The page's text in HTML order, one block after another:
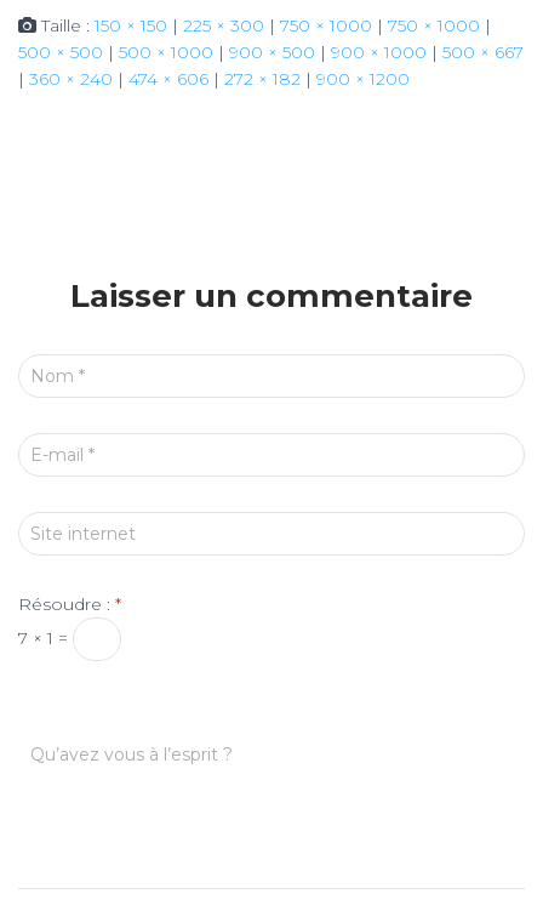
Taille :150 × 150 | 225 × 300 | 750 × 1000 | 750 × 1000 |
500 × 500 | 500 × 1000 | 900 × 500 | 900 × 1000 | 500 × 667
| 360 × 240 | 474 × 606 | 272 × 182 | 900 × 1200
Laisser un commentaire
Nom *
E-mail *
Site internet
Résoudre : *
7 × 1 =
Qu’avez vous à l’esprit ?